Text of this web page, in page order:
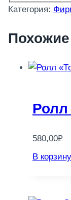
Категория:
Похожие
Ролл
580,00₽
В корзину